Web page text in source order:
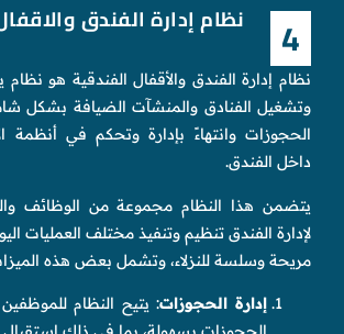
4 نظام إدارة الفندق
نظام إدارة الفندق والأقفال الفندقية هو
وتشغيل الفنادق والمنشآت الضيافة بشكل
الحجوزات وانتهاءً بإدارة وتحكم في أنظمة
داخل الفندق.
يتضمن هذا النظام مجموعة من الوظائف
لإدارة الفندق تنظيم وتنفيذ مختلف العمليات
مريحة وسلسة للنزلاء، وتشمل بعض هذه
إدارة الحجوزات: يتيح النظام